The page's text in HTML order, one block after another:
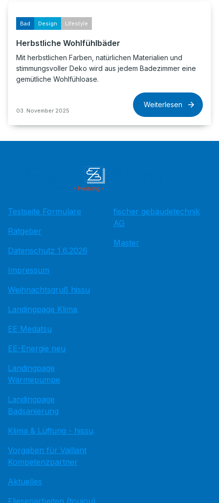
Bad Design Lifestyle
Herbstliche Wohlfühlbäder
Mit herbstlichen Farben, natürlichen Materialien und
stimmungsvoller Deko wird aus jedem Badezimmer eine
gemütliche Wohlfühloase.
03. November 2025
Weiterlesen
Testseite Formulare
Ratgeber
Datenschutz 1.6.2026
Impressum
Weihnachtsgruß hissu
Landingpage Klima
EE Medatsu
EE-Energie neu
Landingpage
Wärmepumpe
Landingpage
Badsanierung
Klima & Lüftung - hissu
Vorgaben für Vaillant
Kompetenzpartner
Aktuelles
Fliesenarbeiten (toujou)
fischer gebäudetechnik
AG
Master